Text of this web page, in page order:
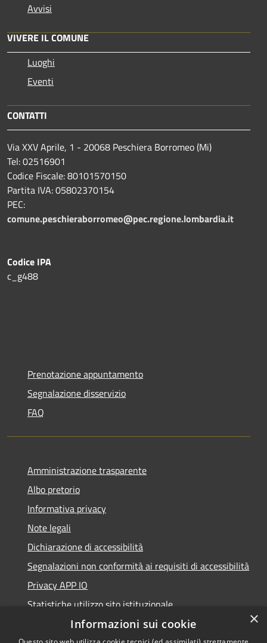
Avvisi
VIVERE IL COMUNE
Luoghi
Eventi
CONTATTI
Via XXV Aprile, 1 - 20068 Peschiera Borromeo (Mi)
Tel: 02516901
Codice Fiscale: 80101570150
Partita IVA: 05802370154
PEC:
comune.peschieraborromeo@pec.regione.lombardia.it
Codice IPA
c_g488
Prenotazione appuntamento
Segnalazione disservizio
FAQ
Amministrazione trasparente
Albo pretorio
Informativa privacy
Note legali
Dichiarazione di accessibilità
Segnalazioni non conformità ai requisiti di accessibilità
Privacy APP IO
Statistiche utilizzo sito istituzionale
Qualità dei Servizi Comunali
×
Informazioni sui cookie